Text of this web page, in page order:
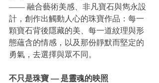
—— 融合藝術美感、非凡寶石與雋永設
計，創作出觸動人心的珠寶作品：每一
顆寶石背後隱藏的美、每一道紋理與形
態蘊含的情感，以及那份靜默而堅定的
勇氣，去選擇與眾不同。
不只是珠寶 — 是靈魂的映照